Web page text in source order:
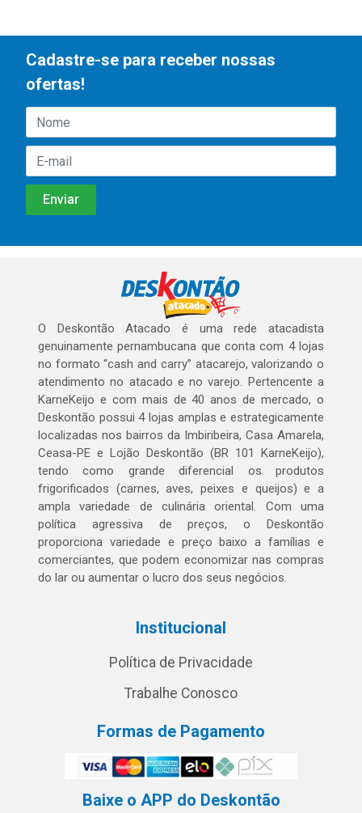
Cadastre-se para receber nossas
ofertas!
O Deskontão Atacado é uma rede atacadista
genuinamente pernambucana que conta com 4 lojas
no formato “cash and carry” atacarejo, valorizando o
atendimento no atacado e no varejo. Pertencente a
KarneKeijo e com mais de 40 anos de mercado, o
Deskontão possui 4 lojas amplas e estrategicamente
localizadas nos bairros da Imbiribeira, Casa Amarela,
Ceasa-PE e Lojão Deskontão (BR 101 KarneKeijo),
tendo como grande diferencial os produtos
frigorificados (carnes, aves, peixes e queijos) e a
ampla variedade de culinária oriental. Com uma
política agressiva de preços, o Deskontão
proporciona variedade e preço baixo a famílias e
comerciantes, que podem economizar nas compras
do lar ou aumentar o lucro dos seus negócios.
Institucional
Política de Privacidade
Trabalhe Conosco
Formas de Pagamento
Baixe o APP do Deskontão